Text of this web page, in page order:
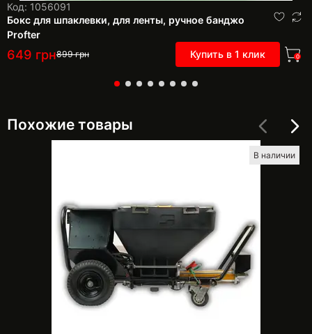
Код: 1056091
Бокс для шпаклевки, для ленты, ручное банджо
Profter
649 грн899грн Купить в 1 клик 0
Похожие товары
В наличии